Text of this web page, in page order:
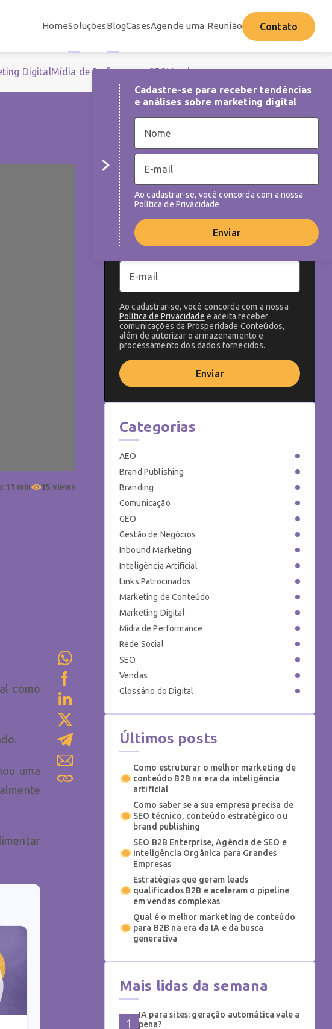
HomeSoluçõesBlogCasesAgende uma Reunião Contato
DigitalMídia de PerformanceSEOVendas
Cadastre-se para receber tendências
e análises sobre marketing digital
Ao cadastrar-se, você concorda com a nossa
Política de Privacidade.
Enviar
11 min 15 views
como
uma
NEWSLETTER
Cadastre-se para receber tendências e
análises sobre as melhores práticas de
marketing digital
Ao cadastrar-se, você concorda com a nossa
Política de Privacidade e aceita receber
comunicações da Prosperidade Conteúdos,
além de autorizar o armazenamento e
processamento dos dados fornecidos.
Enviar
Categorias
AEO
Brand Publishing
Branding
Comunicação
GEO
Gestão de Negócios
Inbound Marketing
Inteligência Artificial
Links Patrocinados
Marketing de Conteúdo
Marketing Digital
Mídia de Performance
Rede Social
SEO
Vendas
Glossário do Digital
Últimos posts
Como estruturar o melhor marketing de
conteúdo B2B na era da inteligência
artificial
Como saber se a sua empresa precisa de
SEO técnico, conteúdo estratégico ou
brand publishing
SEO B2B Enterprise, Agência de SEO e
Inteligência Orgânica para Grandes
Empresas
Estratégias que geram leads
qualificados B2B e aceleram o pipeline
em vendas complexas
Qual é o melhor marketing de conteúdo
para B2B na era da IA e da busca
generativa
Mais lidas da semana
IA para sites: geração automática vale a
pena?